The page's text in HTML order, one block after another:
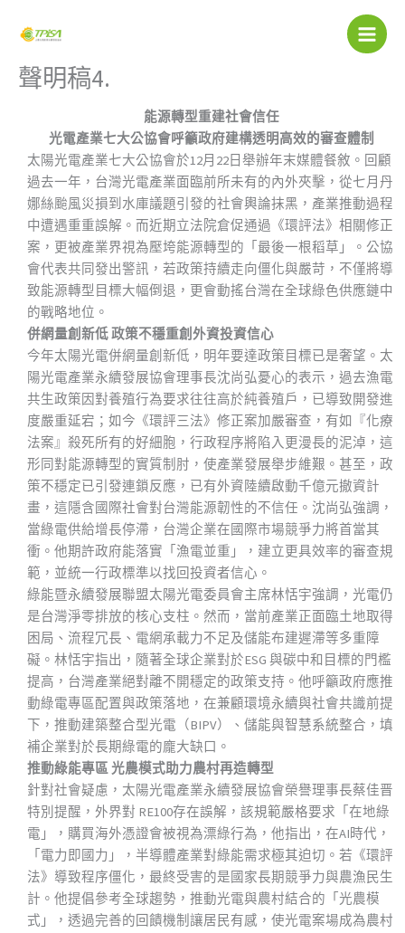
Main
Menu
聲明稿4.
能源轉型重建社會信任
光電產業七大公協會呼籲政府建構透明高效的審查體制
太陽光電產業七大公協會於12月22日舉辦年末媒體餐敘。回顧
過去一年，台灣光電產業面臨前所未有的內外夾擊，從七月丹
娜絲颱風災損到水庫議題引發的社會輿論抹黑，產業推動過程
中遭遇重重誤解。而近期立法院倉促通過《環評法》相關修正
案，更被產業界視為壓垮能源轉型的「最後一根稻草」。公協
會代表共同發出警訊，若政策持續走向僵化與嚴苛，不僅將導
致能源轉型目標大幅倒退，更會動搖台灣在全球綠色供應鏈中
的戰略地位。
併網量創新低 政策不穩重創外資投資信心
今年太陽光電併網量創新低，明年要達政策目標已是奢望。太
陽光電產業永續發展協會理事長沈尚弘憂心的表示，過去漁電
共生政策因對養殖行為要求往往高於純養殖戶，已導致開發進
度嚴重延宕；如今《環評三法》修正案加嚴審查，有如『化療
法案』殺死所有的好細胞，行政程序將陷入更漫長的泥淖，這
形同對能源轉型的實質制肘，使產業發展舉步維艱。甚至，政
策不穩定已引發連鎖反應，已有外資陸續啟動千億元撤資計
畫，這隱含國際社會對台灣能源韌性的不信任。沈尚弘強調，
當綠電供給增長停滯，台灣企業在國際市場競爭力將首當其
衝。他期許政府能落實「漁電並重」，建立更具效率的審查規
範，並統一行政標準以找回投資者信心。
綠能暨永續發展聯盟太陽光電委員會主席林恬宇強調，光電仍
是台灣淨零排放的核心支柱。然而，當前產業正面臨土地取得
困局、流程冗長、電網承載力不足及儲能布建遲滯等多重障
礙。林恬宇指出，隨著全球企業對於ESG 與碳中和目標的門檻
提高，台灣產業絕對離不開穩定的政策支持。他呼籲政府應推
動綠電專區配置與政策落地，在兼顧環境永續與社會共識前提
下，推動建築整合型光電（BIPV）、儲能與智慧系統整合，填
補企業對於長期綠電的龐大缺口。
推動綠能專區 光農模式助力農村再造轉型
針對社會疑慮，太陽光電產業永續發展協會榮譽理事長蔡佳晋
特別提醒，外界對 RE100存在誤解，該規範嚴格要求「在地綠
電」，購買海外憑證會被視為漂綠行為，他指出，在AI時代，
「電力即國力」，半導體產業對綠能需求極其迫切。若《環評
法》導致程序僵化，最終受害的是國家長期競爭力與農漁民生
計。他提倡參考全球趨勢，推動光電與農村結合的「光農模
式」，透過完善的回饋機制讓居民有感，使光電案場成為農村